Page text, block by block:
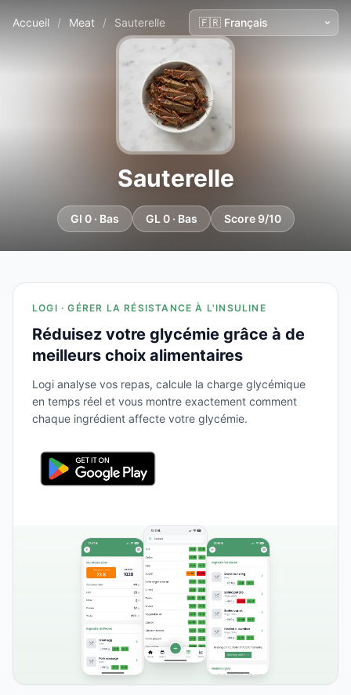
Accueil / Meat / Sauterelle
Sauterelle
GI 0 · Bas GL 0 · Bas Score 9/10
LOGI · GÉRER LA RÉSISTANCE À L'INSULINE
Réduisez votre glycémie grâce à de
meilleurs choix alimentaires
Logi analyse vos repas, calcule la charge glycémique
en temps réel et vous montre exactement comment
chaque ingrédient affecte votre glycémie.